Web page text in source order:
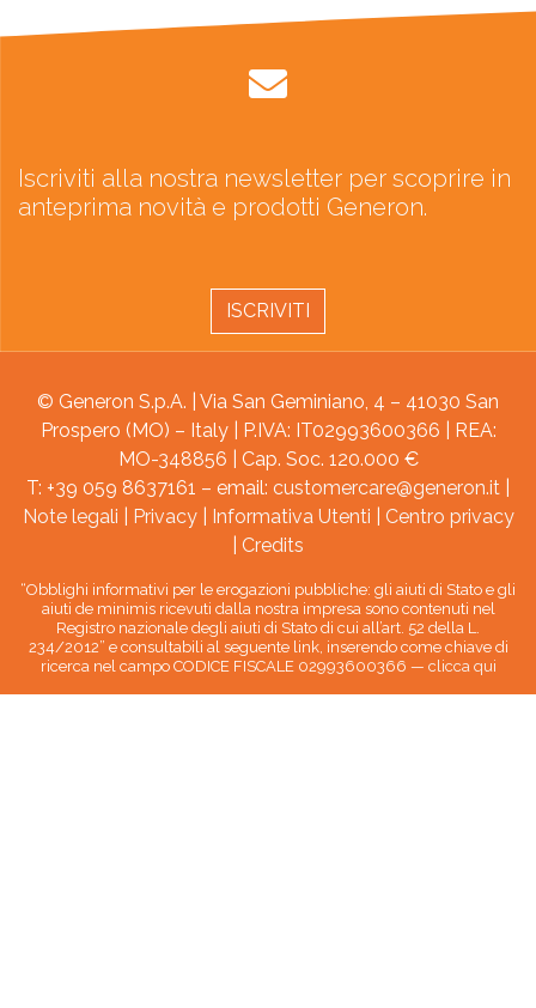
Iscriviti alla nostra newsletter per scoprire in
anteprima novità e prodotti Generon.
ISCRIVITI
© Generon S.p.A. | Via San Geminiano, 4 – 41030 San
Prospero (MO) – Italy | P.IVA: IT02993600366 | REA:
MO-348856 | Cap. Soc. 120.000 €
T: +39 059 8637161 – email: customercare@generon.it
Note legali
Privacy| Informativa Utenti
Centro privacy
Credits
“Obblighi informativi per le erogazioni pubbliche: gli aiuti di Stato e gli
aiuti de minimis ricevuti dalla nostra impresa sono contenuti nel
Registro nazionale degli aiuti di Stato di cui all’art. 52 della L.
234/2012” e consultabili al seguente link, inserendo come chiave di
ricerca nel campo CODICE FISCALE 02993600366 — clicca qui